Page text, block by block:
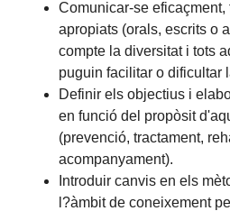
Comunicar-se
apropiats (orals, escrits o
compte la diversitat i tots
puguin facilitar o dificultar
Definir els objectius i
en funció del propòsit
(prevenció, tractament,
acompanyament).
Introduir canvis en els
l?àmbit de coneixement